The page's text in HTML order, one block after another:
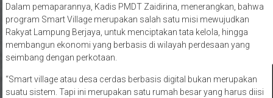
Dalam pemaparannya, Kadis PMDT Zaidirina, menerangkan, bahwa
program Smart Village merupakan salah satu misi mewujudkan
Rakyat Lampung Berjaya, untuk menciptakan tata kelola, hingga
membangun ekonomi yang berbasis di wilayah perdesaan yang
seimbang dengan perkotaan.
“Smart village atau desa cerdas berbasis digital bukan merupakan
suatu sistem. Tapi ini merupakan satu rumah besar yang harus diisi